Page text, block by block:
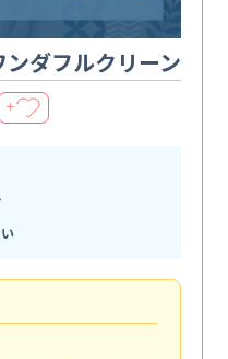
ダフルクリーン
＋